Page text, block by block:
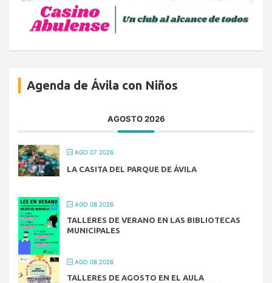
Agenda de Ávila con Niños
AGOSTO 2026
AGO 07 2026
LA CASITA DEL PARQUE DE ÁVILA
AGO 08 2026
TALLERES DE VERANO EN LAS BIBLIOTECAS
MUNICIPALES
AGO 08 2026
TALLERES DE AGOSTO EN EL AULA